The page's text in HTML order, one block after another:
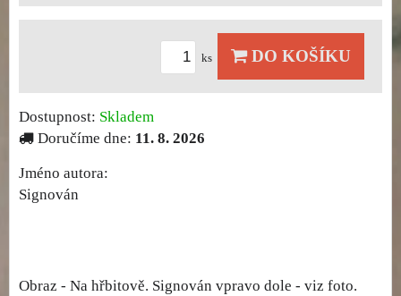
ks DO KOŠÍKU
Dostupnost: Skladem
Doručíme dne: 11. 8. 2026
Jméno autora:
Signován
Obraz - Na hřbitově. Signován vpravo dole - viz foto.